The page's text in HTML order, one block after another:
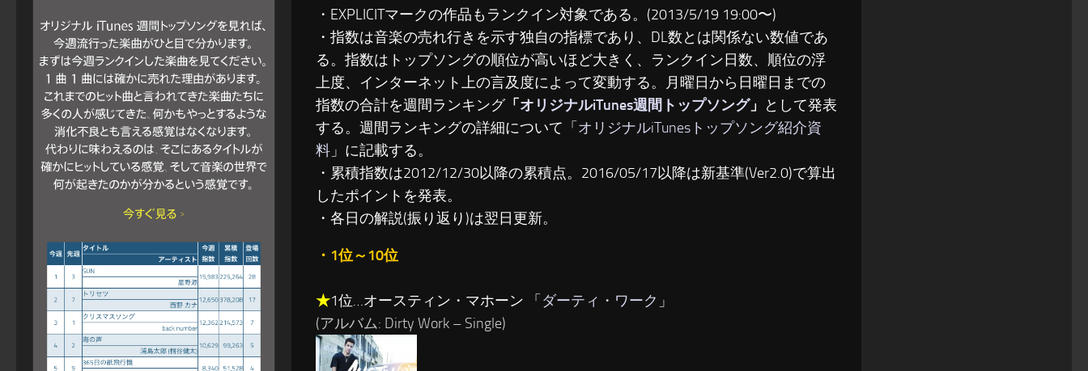
・EXPLICITマークの作品もランクイン対象である。(2013/5/19 19:00〜)
・指数は音楽の売れ行きを示す独自の指標であり、DL数とは関係ない数値であ
る。指数はトップソングの順位が高いほど大きく、ランクイン日数、順位の浮
上度、インターネット上の言及度によって変動する。月曜日から日曜日までの
指数の合計を週間ランキング「 オリジナルiTunes週間トップソング」 として発表
する。週間ランキングの詳細について「 オリジナルiTunesトップソング紹介資
料 」に記載する。
・累積指数は2012/12/30以降の累積点。2016/05/17以降は新基準(Ver2.0)で算出
したポイントを発表。
・各日の解説(振り返り)は翌日更新。
・1位～10位
★1位…オースティン・マホーン 「 ダーティ・ワーク 」
(アルバム: Dirty Work – Single)